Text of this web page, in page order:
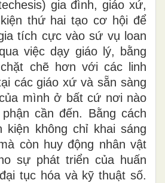
gia đình, giáo xứ,
thứ hai tạo cơ hội để
tích cực vào sứ vụ loan
việc dạy giáo lý, bằng
chẽ hơn với các linh
các giáo xứ và sẵn sàng
mình ở bất cứ nơi nào
cần đến. Bằng cách
kiện không chỉ khai sáng
còn huy động nhân vật
sự phát triển của huấn
tục hóa và kỹ thuật số.